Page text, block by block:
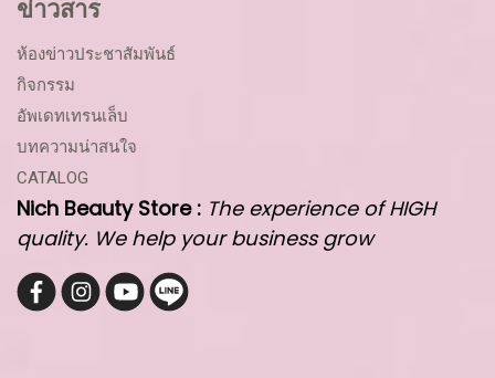
ข่าวสาร
ห้องข่าวประชาสัมพันธ์
กิจกรรม
อัพเดทเทรนเล็บ
บทความน่าสนใจ
CATALOG
Nich Beauty Store : The experience of HIGH
quality. We help your business grow